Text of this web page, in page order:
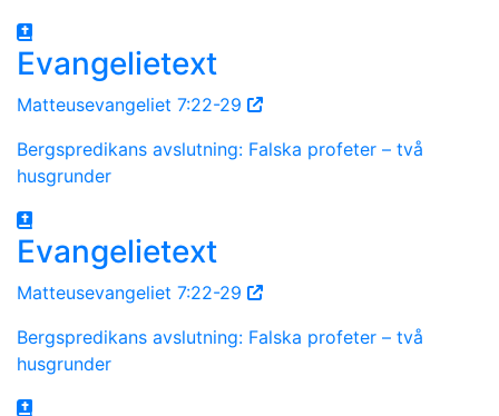
Evangelietext
Matteusevangeliet 7:22-29
Bergspredikans avslutning: Falska profeter – två
husgrunder
Evangelietext
Matteusevangeliet 7:22-29
Bergspredikans avslutning: Falska profeter – två
husgrunder